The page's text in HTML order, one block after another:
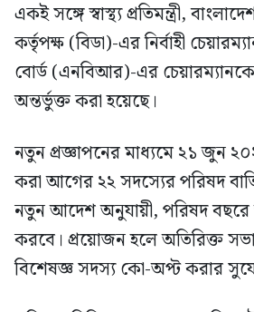
একই সঙ্গে স্বাস্থ্য প্রতিমন্ত্রী,
কর্তৃপক্ষ (বিডা)-এর নির্বাহী
বোর্ড (এনবিআর)-এর
অন্তর্ভুক্ত করা হয়েছে।
নতুন প্রজ্ঞাপনের মাধ্যমে ২১ জুন
করা আগের ২২ সদস্যের পরিষদ
নতুন আদেশ অনুযায়ী, পরিষদ বছরে
করবে। প্রয়োজন হলে অতিরিক্ত
বিশেষজ্ঞ সদস্য কো-অপ্ট করার